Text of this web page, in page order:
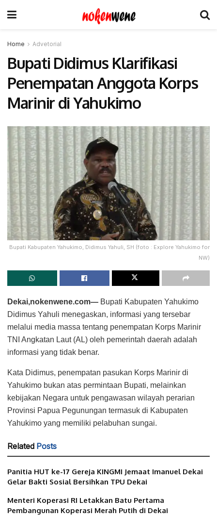
Home Advetorial
Bupati Didimus Klarifikasi
Penempatan Anggota Korps
Marinir di Yahukimo
Bupati Kabupaten Yahukimo, Didimus Yahuli, SH (foto : Explore Yahukimo for
NW)
Dekai,nokenwene.com— Bupati Kabupaten Yahukimo
Didimus Yahuli menegaskan, informasi yang tersebar
melalui media massa tentang penempatan Korps Marinir
TNI Angkatan Laut (AL) oleh pemerintah daerah adalah
informasi yang tidak benar.
Kata Didimus, penempatan pasukan Korps Marinir di
Yahukimo bukan atas permintaan Bupati, melainkan
kebijakan Negara untuk pengawasan wilayah perarian
Provinsi Papua Pegunungan termasuk di Kabupaten
Yahukimo yang memiliki pelabuhan sungai.
Related Posts
Panitia HUT ke-17 Gereja KINGMI Jemaat Imanuel Dekai
Gelar Bakti Sosial Bersihkan TPU Dekai
Menteri Koperasi RI Letakkan Batu Pertama
Pembangunan Koperasi Merah Putih di Dekai